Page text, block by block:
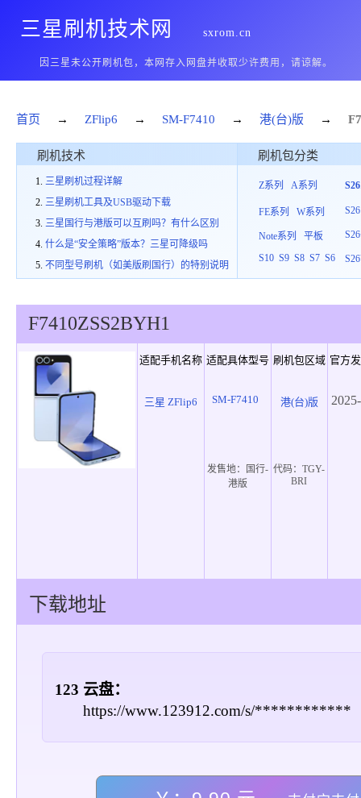
三星刷机技术网 sxrom.cn
因三星未公开刷机包，本网存入网盘并收取少许费用，请谅解。
首页 → ZFlip6 → SM-F7410 → 港(台)版 →
刷机技术
三星刷机过程详解
三星刷机工具及USB驱动下载
三星国行与港版可以互刷吗？有什么区别
什么是“安全策略”版本？三星可降级吗
不同型号刷机（如美版刷国行）的特别说明
刷机包分类
Z系列 A系列
FE系列 W系列
Note系列
平板
S10 S9 S8 S7 S6
S26
F7410ZSS2BYH1
适配手机名称 适配具体型号 刷机包区域 官方
三星 ZFlip6 SM-F7410 港(台)版
发售地：
国行-
港版
代码：TGY-
BRI
下载地址
123 云盘：
https://www.123912.com/s/************